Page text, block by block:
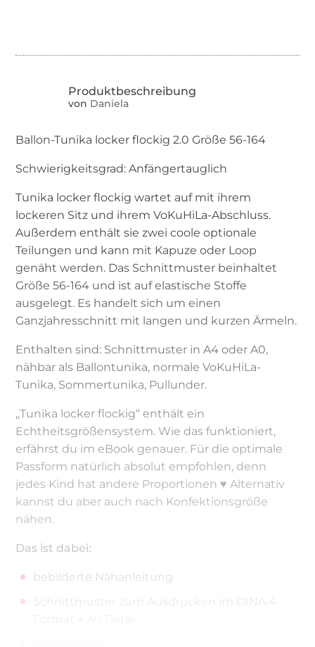
von Daniela
Ballon-Tunika locker flockig 2.0 Größe 56-164
Schwierigkeitsgrad: Anfängertauglich
Tunika locker flockig wartet auf mit ihrem
lockeren Sitz und ihrem VoKuHiLa-Abschluss.
Außerdem enthält sie zwei coole optionale
Teilungen und kann mit Kapuze oder Loop
genäht werden. Das Schnittmuster beinhaltet
Größe 56-164 und ist auf elastische Stoffe
ausgelegt. Es handelt sich um einen
Ganzjahresschnitt mit langen und kurzen Ärmeln.
Enthalten sind: Schnittmuster in A4 oder A0,
nähbar als Ballontunika, normale VoKuHiLa-
Tunika, Sommertunika, Pullunder.
„Tunika locker flockig“ enthält ein
Echtheitsgrößensystem. Wie das funktioniert,
erfährst du im eBook genauer. Für die optimale
Passform natürlich absolut empfohlen, denn
jedes Kind hat andere Proportionen ♥ Alternativ
kannst du aber auch nach Konfektionsgröße
nähen.
Das ist dabei:
bebilderte Nähanleitung
Schnittmuster zum Ausdrucken im DINA 4